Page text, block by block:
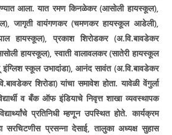
आला. यात रमण किनळेकर (आसोली हायस्कूल),
,जागृती वायंगणकर (चमणकर हायस्कूल आडेली),
हायस्कूल),प्रकाश शिरोडकर (अ.वि.बावडेकर
हायस्कूल),स्वाती वालावलकर (सातेरी हायस्कूल
इंग्लिश स्कूल उभादांडा),आनंद सावंत (अ.वि.बावडेकर
शिरोडा) यांचा समावेश होता. यावेळी वेंगुर्ला
व बँक ऑफ इंडियाचे निवृत्त शाखा व्यवस्थापक
प्रतिनिधी म्हणून उपस्थित होते. कार्यक्रम
सरचिटणीस प्रसन्ना देसाई,तालुका अध्यक्ष सुहास